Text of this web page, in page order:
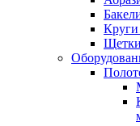
Круги
Щетки